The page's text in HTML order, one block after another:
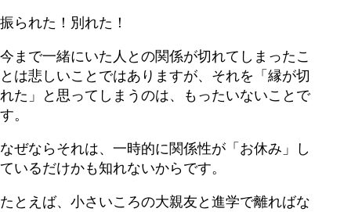
振られた！別れた！
今まで一緒にいた人との関係が切れてしまったこ
とは悲しいことではありますが、それを「縁が切
れた」と思ってしまうのは、もったいないことで
す。
なぜならそれは、一時的に関係性が「お休み」し
ているだけかも知れないからです。
たとえば、小さいころの大親友と進学で離ればな